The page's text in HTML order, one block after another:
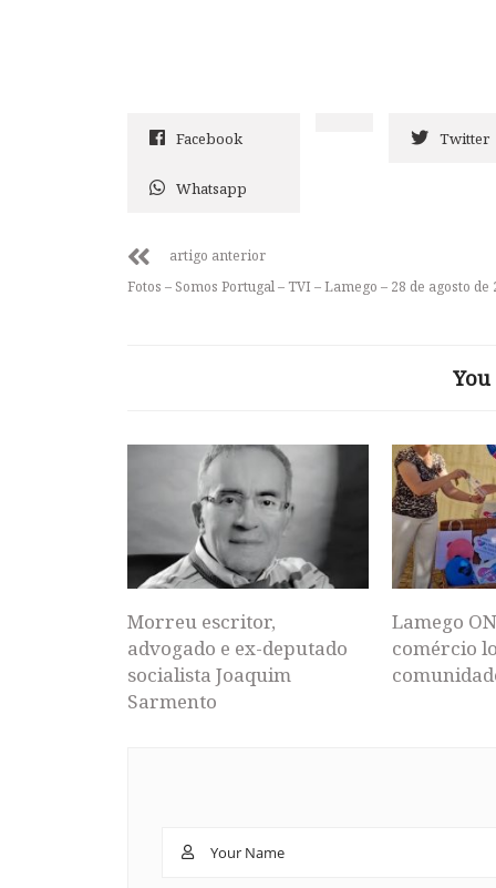
Facebook Twitter
Whatsapp
artigo anterior
Fotos – Somos Portugal – TVI – Lamego – 28 de agosto de
Morreu escritor,
advogado e ex-deputado
socialista Joaquim
Sarmento
Lamego
comércio